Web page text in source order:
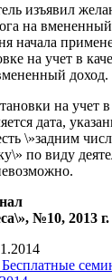
изъявил
на
начала
на учет в
доход.
на учет в
дата,
\»задним
по виду
№10, 2013 г.
Бесплатные